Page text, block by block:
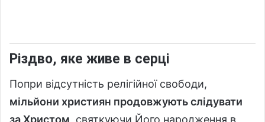
Різдво, яке живе в серці
Попри відсутність релігійної свободи,
мільйони християн продовжують слідувати
за Христом, святкуючи Його народження в